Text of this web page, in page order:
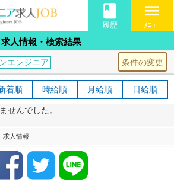
book
履歴
menu
ﾒﾆｭｰ
求人情報・検索結果
条件の変更
エンジニア
着順 時給順 月給順 日給順
せんでした。
求人情報